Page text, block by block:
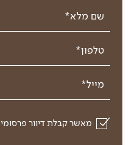
שם מלא*
טלפון*
מייל*
מאשר קבלת דיוור פרסומי